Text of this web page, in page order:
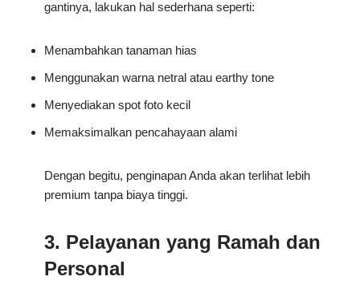
gantinya, lakukan hal sederhana seperti:
Menambahkan tanaman hias
Menggunakan warna netral atau earthy tone
Menyediakan spot foto kecil
Memaksimalkan pencahayaan alami
Dengan begitu, penginapan Anda akan terlihat lebih
premium tanpa biaya tinggi.
3. Pelayanan yang Ramah dan
Personal